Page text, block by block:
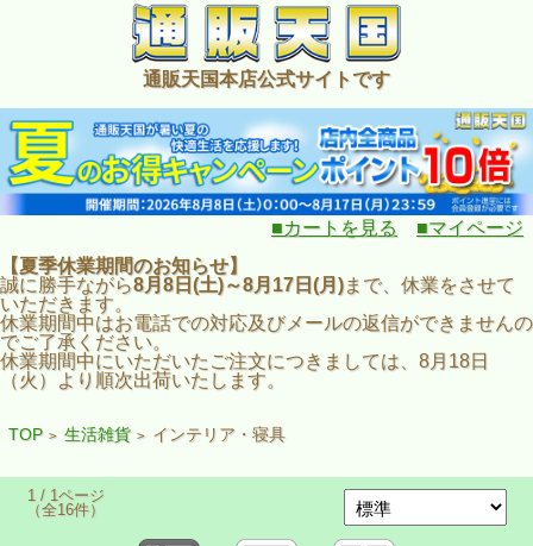
通販天国本店公式サイトです
■カートを見る
■マイページ
【夏季休業期間のお知らせ】
誠に勝手ながら8月8日(土)～8月17日(月)まで、休業をさせて
いただきます。
休業期間中はお電話での対応及びメールの返信ができませんの
でご了承ください。
休業期間中にいただいたご注文につきましては、8月18日
（火）より順次出荷いたします。
TOP > 生活雑貨 > インテリア・寝具
1 / 1ページ
（全16件）